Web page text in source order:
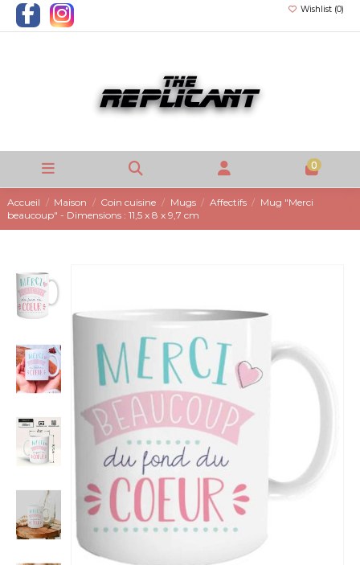
Wishlist (0)
0
Accueil Maison Coin cuisine Mugs Affectifs
Mug "Merci
beaucoup" - Dimensions : 11,5 x 8 x 9,7 cm